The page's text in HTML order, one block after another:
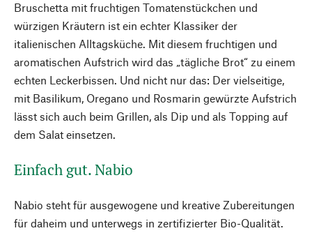
Bruschetta mit fruchtigen Tomatenstückchen und
würzigen Kräutern ist ein echter Klassiker der
italienischen Alltagsküche. Mit diesem fruchtigen und
aromatischen Aufstrich wird das „tägliche Brot“ zu einem
echten Leckerbissen. Und nicht nur das: Der vielseitige,
mit Basilikum, Oregano und Rosmarin gewürzte Aufstrich
lässt sich auch beim Grillen, als Dip und als Topping auf
dem Salat einsetzen.
Einfach gut. Nabio
Nabio steht für ausgewogene und kreative Zubereitungen
für daheim und unterwegs in zertifizierter Bio-Qualität.